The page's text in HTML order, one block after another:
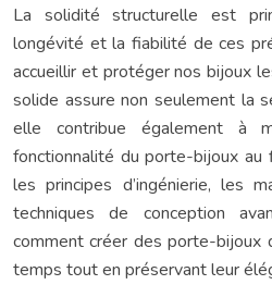
La solidité structurelle est
longévité et la fiabilité de ces
accueillir et protéger nos bijoux
solide assure non seulement la
elle contribue également à
fonctionnalité du porte-bijoux au
les principes d’ingénierie, les
techniques de conception
comment créer des porte-bijoux
temps tout en préservant leur